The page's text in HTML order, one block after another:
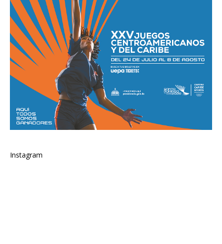
Instagram